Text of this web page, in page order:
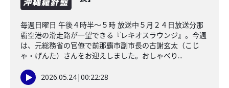
毎週日曜日 午後４時半～５時 放送中５月２４日放送分那
覇空港の滑走路が一望できる『レキオスラウンジ』。今週
は、元総務省の官僚で前那覇市副市長の古謝玄太（こじ
ゃ・げんた）さんをお迎えしました。おしゃべり...
2026.05.24|00:22:28